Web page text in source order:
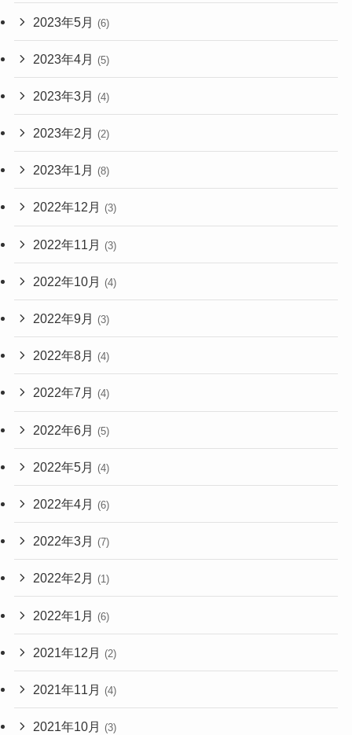
2023年5月 (6)
2023年4月 (5)
2023年3月 (4)
2023年2月 (2)
2023年1月 (8)
2022年12月 (3)
2022年11月 (3)
2022年10月 (4)
2022年9月 (3)
2022年8月 (4)
2022年7月 (4)
2022年6月 (5)
2022年5月 (4)
2022年4月 (6)
2022年3月 (7)
2022年2月 (1)
2022年1月 (6)
2021年12月 (2)
2021年11月 (4)
2021年10月 (3)